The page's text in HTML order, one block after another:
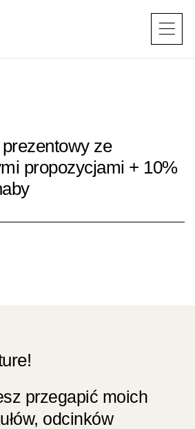
ze
propozycjami + 10%
przegapić moich
odcinków